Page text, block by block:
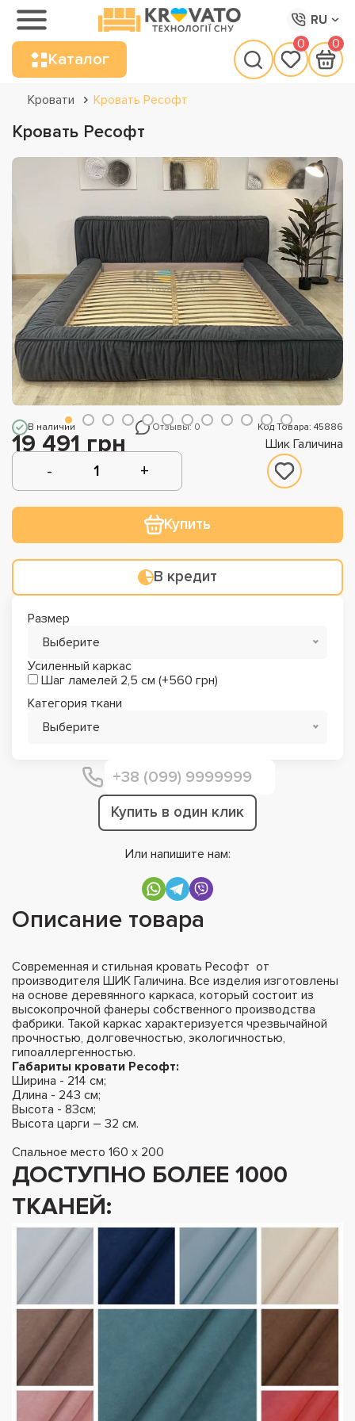
RU
Каталог
0 0
Кровати Кровать Ресофт
Кровать Ресофт
В наличии Отзывы: 0 Код Товара: 45886
19 491 грн Шик Галичина
Купить
В кредит
Размер
Выберите
Усиленный каркас
Шаг ламелей 2,5 см (+560 грн)
Категория ткани
Выберите
Купить в один клик
Или напишите нам:
Описание товара
Современная и стильная кровать Ресофт от
производителя ШИК Галичина. Все изделия изготовлены
на основе деревянного каркаса, который состоит из
высокопрочной фанеры собственного производства
фабрики. Такой каркас характеризуется чрезвычайной
прочностью, долговечностью, экологичностью,
гипоаллергенностью.
Габариты кровати Ресофт:
Ширина - 214 см;
Длина - 243 см;
Высота - 83см;
Высота царги – 32 см.
Спальное место 160 х 200
ДОСТУПНО БОЛЕЕ 1000
ТКАНЕЙ: